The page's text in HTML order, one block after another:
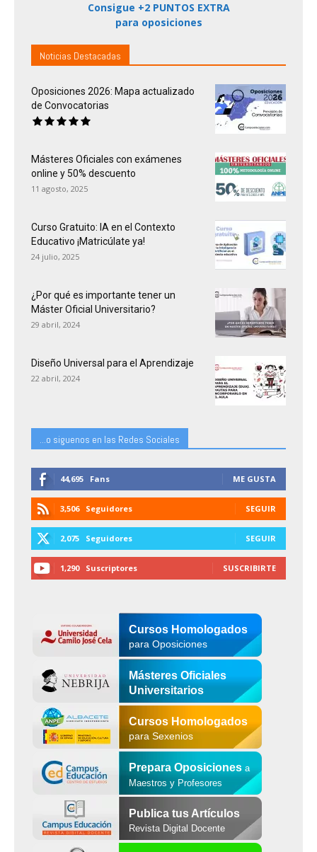
Consigue +2 PUNTOS EXTRA
para oposiciones
Noticias Destacadas
Oposiciones 2026: Mapa actualizado
de Convocatorias
Másteres Oficiales con exámenes
online y 50% descuento
11 agosto, 2025
Curso Gratuito: IA en el Contexto
Educativo ¡Matricúlate ya!
24 julio, 2025
¿Por qué es importante tener un
Máster Oficial Universitario?
29 abril, 2024
Diseño Universal para el Aprendizaje
22 abril, 2024
...o siguenos en las Redes Sociales
44,695 Fans ME GUSTA
3,506 Seguidores SEGUIR
2,075 Seguidores SEGUIR
1,290 Suscriptores SUSCRIBIRTE
Cursos Homologados
para Oposiciones
Másteres Oficiales
Universitarios
Cursos Homologados
para Sexenios
Prepara Oposiciones a
Maestros y Profesores
Publica tus Artículos
Revista Digital Docente